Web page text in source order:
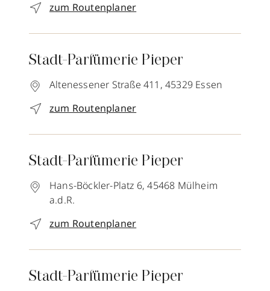
zum Routenplaner
Stadt-Parfümerie Pieper
Altenessener Straße 411, 45329 Essen
zum Routenplaner
Stadt-Parfümerie Pieper
Hans-Böckler-Platz 6, 45468 Mülheim
a.d.R.
zum Routenplaner
Stadt-Parfümerie Pieper